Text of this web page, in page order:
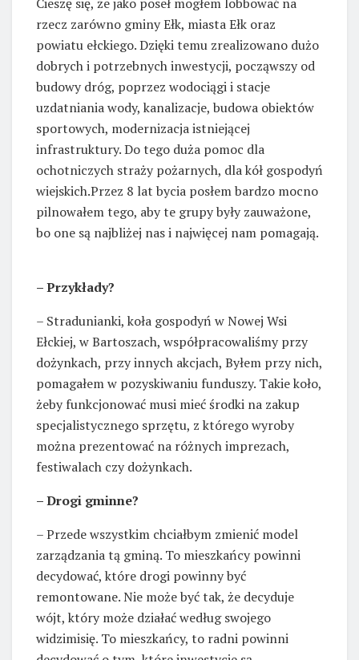
rzecz zarówno gminy Ełk, miasta Ełk oraz
powiatu ełckiego. Dzięki temu zrealizowano dużo
dobrych i potrzebnych inwestycji, począwszy od
budowy dróg, poprzez wodociągi i stacje
uzdatniania wody, kanalizacje, budowa obiektów
sportowych, modernizacja istniejącej
infrastruktury. Do tego duża pomoc dla
ochotniczych straży pożarnych, dla kół gospodyń
wiejskich.Przez 8 lat bycia posłem bardzo mocno
pilnowałem tego, aby te grupy były zauważone,
bo one są najbliżej nas i najwięcej nam pomagają.
– Przykłady?
– Stradunianki, koła gospodyń w Nowej Wsi
Ełckiej, w Bartoszach, współpracowaliśmy przy
dożynkach, przy innych akcjach, Byłem przy nich,
pomagałem w pozyskiwaniu funduszy. Takie koło,
żeby funkcjonować musi mieć środki na zakup
specjalistycznego sprzętu, z którego wyroby
można prezentować na różnych imprezach,
festiwalach czy dożynkach.
– Drogi gminne?
– Przede wszystkim chciałbym zmienić model
zarządzania tą gminą. To mieszkańcy powinni
decydować, które drogi powinny być
remontowane. Nie może być tak, że decyduje
wójt, który może działać według swojego
widzimisię. To mieszkańcy, to radni powinni